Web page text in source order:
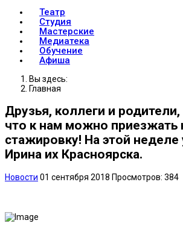
Театр
Студия
Мастерские
Медиатека
Обучение
Афиша
Вы здесь:
Главная
Друзья, коллеги и
что к нам можно приезжать
стажировку! На этой неделе
Ирина их Красноярска.
Новости 01 сентября 2018 Просмотров: 384